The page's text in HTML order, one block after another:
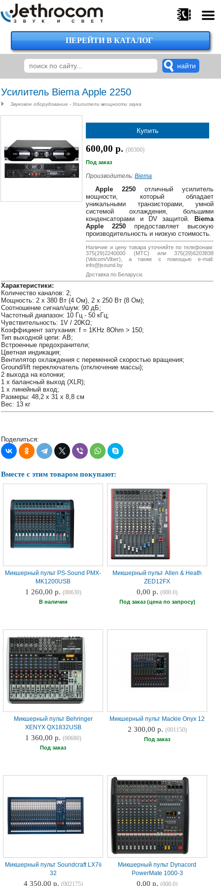
375
224-
00-
375
29
620-
38-
38
0162
ПЕРЕЙТИ В КАТАЛОГ
Усилитель Biema Apple 2250
Звуковое оборудование - Усилители мощности звука
Купить
600,00 р.(00300)
Под заказ
Производитель:Biema
Apple 2250отличный усилитель
мощности, который обладает
уникальными транзисторами, умной
системой охлаждения, большими
конденсаторами и DV защитой.
Biema
Apple 2250 предоставляет высокую
производительность и низкую стоимость.
Наличие и цену товара уточняйте по телефонам:
375(29)2240000 (МТС) или 375(29)6203838
(Velcom/Viber), а также с помощью e-mail:
info@jsound.by
Доставка по Беларуси.
Характеристики:
Количество каналов: 2;
Мощность: 2 х 380 Вт (4 Ом), 2 х 250 Вт (8 Ом);
Соотношение сигнал/шум: 90 дБ;
Частотный диапазон: 10 Гц - 50 кГц;
Чувствительность: 1V / 20KΩ;
Коэффициент затухания: f = 1KHz 8Ohm > 150;
Тип выходной цепи: AB;
Встроенные предохранители;
Цветная индикация;
Вентилятор охлаждения с переменной скоростью вращения;
Ground/lift переключатель (отключение массы);
2 выхода на колонки;
1 х балансный выход (XLR);
1 х линейный вход;
Размеры: 48,2 x 31 x 8,8 см
Вес: 13 кг
Поделиться:
Вместе с этим товаром покупают:
Микшерный пульт PS-Sound PMX-
MK1200USB
1 260,00 р. (00630)
В наличии
Микшерный пульт Allen & Heath
ZED12FX
0,00 р.(000.0)
Под заказ (цена по запросу)
Микшерный пульт Behringer
XENYX QX1832USB
1 360,00 р. (00680)
Под заказ
Микшерный пульт Mackie Onyx 12
2 300,00 р. (001150)
Под заказ
Микшерный пульт Soundcraft LX7ii
32
4 350,00 р. (002175)
Микшерный пульт Dynacord
PowerMate 1000-3
0,00 р.(000.0)